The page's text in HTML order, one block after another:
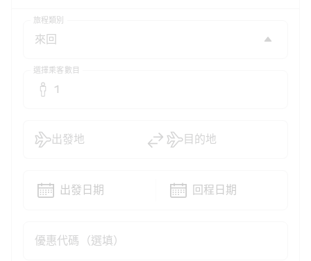
旅程類別
選擇乘客數目
1
優惠代碼（選填）
出發地 目的地
出發日期 回程日期